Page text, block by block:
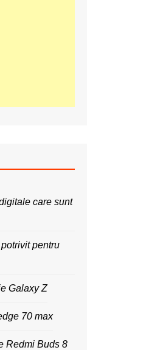
care sunt
pentru
Galaxy Z
70 max
Redmi Buds 8